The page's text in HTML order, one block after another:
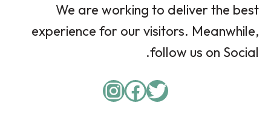
We are working to deliver the best
experience for our visitors. Meanwhile,
follow us on Social.
Twitter
Facebook
Instagram